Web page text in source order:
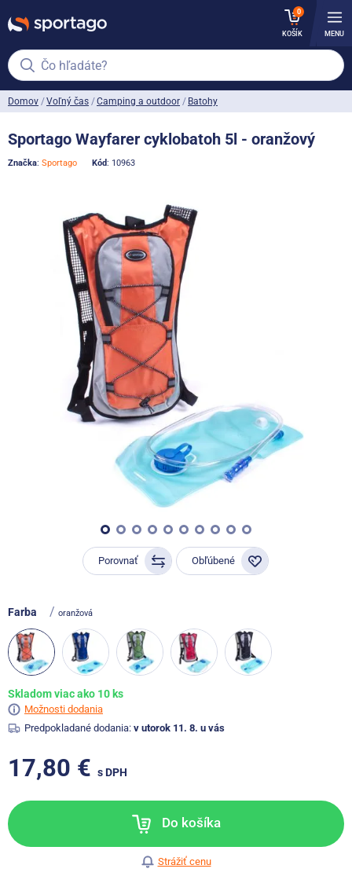
0
KOŠÍK MENU
Čo hľadáte?
Domov Voľný čas Camping a outdoor Batohy
Značka: Sportago Kód: 10963
Sportago Wayfarer cyklobatoh 5l - oranžový
Farba / oranžová
Skladom viac ako 10 ks
Možnosti dodania
Predpokladané dodania: v utorok 11. 8. u vás
17,80 € s DPH
Do košíka
Strážiť cenu
Porovnať Obľúbené